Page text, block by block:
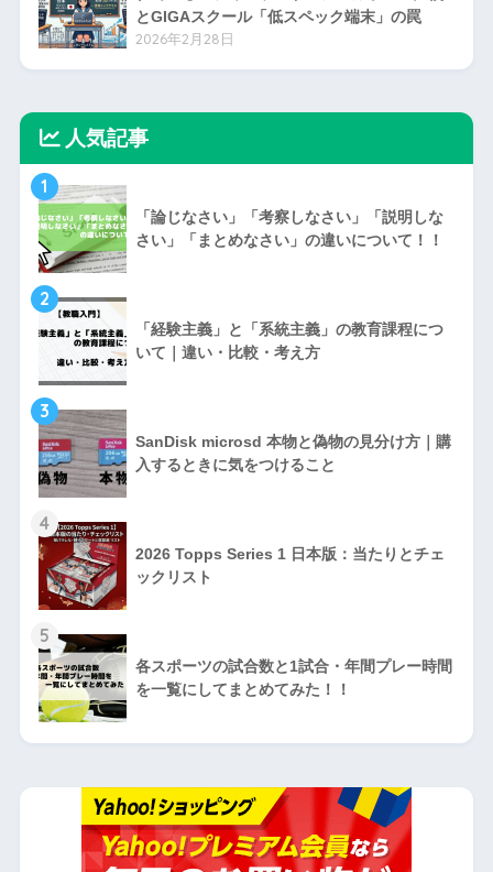
【捨てるな】予備校テキスト・赤本に書き込
方法3選
2026年3月1日
とGIGAスクール「低スペック端末」の罠
2026年2月28日
人気記事
1
さい」「まとめなさい」の違いについて！！
2
いて｜違い・比較・考え方
3
SanDisk microsd 本物と偽物の見分け方｜購
2026 Topps Series 1 日本版：当たりとチェ